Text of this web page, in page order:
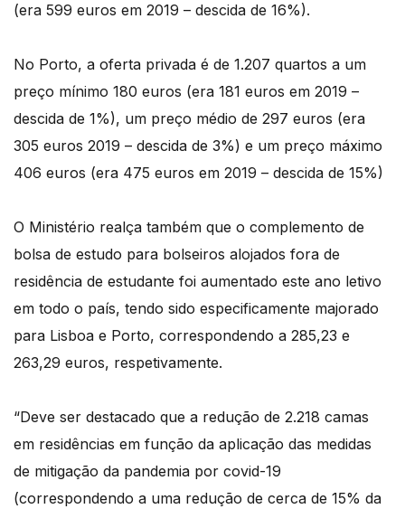
(era 599 euros em 2019 – descida de 16%).
No Porto, a oferta privada é de 1.207 quartos a um
preço mínimo 180 euros (era 181 euros em 2019 –
descida de 1%), um preço médio de 297 euros (era
305 euros 2019 – descida de 3%) e um preço máximo
406 euros (era 475 euros em 2019 – descida de 15%)
O Ministério realça também que o complemento de
bolsa de estudo para bolseiros alojados fora de
residência de estudante foi aumentado este ano letivo
em todo o país, tendo sido especificamente majorado
para Lisboa e Porto, correspondendo a 285,23 e
263,29 euros, respetivamente.
“Deve ser destacado que a redução de 2.218 camas
em residências em função da aplicação das medidas
de mitigação da pandemia por covid-19
(correspondendo a uma redução de cerca de 15% da